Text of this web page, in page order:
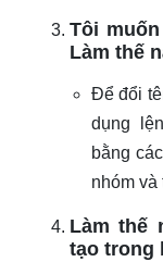
Tôi
Làm thế
Để đổi
dụng
bằng
nhóm và
Làm thế
tạo trong